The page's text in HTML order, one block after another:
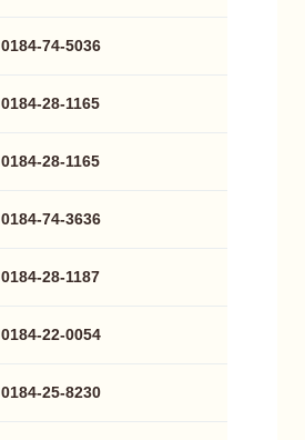
0184-74-5036
0184-28-1165
0184-28-1165
0184-74-3636
0184-28-1187
0184-22-0054
0184-25-8230